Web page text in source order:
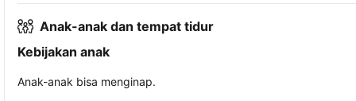
Anak-anak dan tempat tidur
Kebijakan anak
Anak-anak bisa menginap.